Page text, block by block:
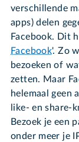
verschillende
apps) delen
Facebook. Dit
Facebook'. Zo
bezoeken of
zetten. Maar
helemaal geen
like- en share-
Bezoek je een
onder meer je